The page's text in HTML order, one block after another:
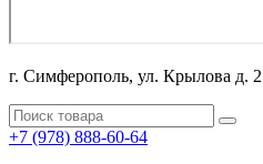
г. Симферополь, ул. Крылова д.
+7 (978) 888-60-64